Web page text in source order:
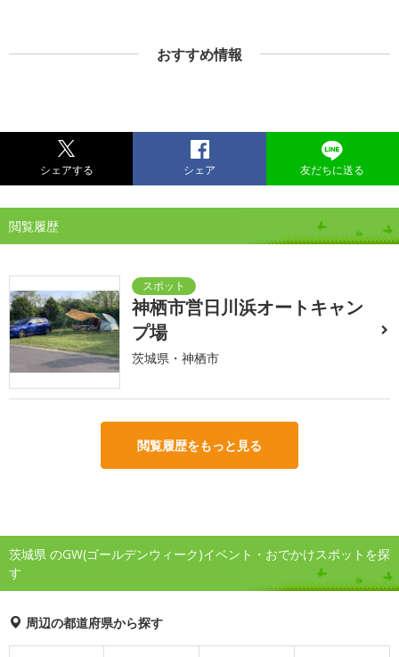
おすすめ情報
シェアする シェア 友だちに送る
閲覧履歴
神栖市営日川浜オートキャン
プ場
茨城県・神栖市
閲覧履歴をもっと見る
茨城県 のGW(ゴールデンウィーク)イベント・おでかけスポットを探
す
周辺の都道府県から探す